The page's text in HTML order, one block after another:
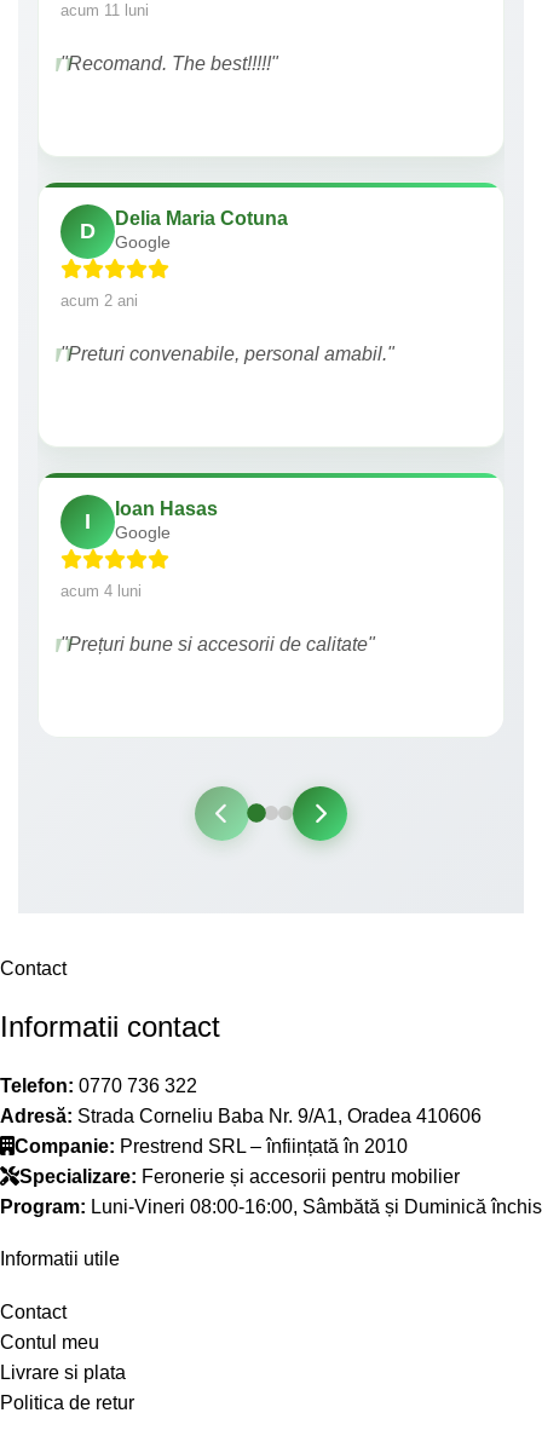
acum 11 luni
"Recomand. The best!!!!!"
D
Delia Maria Cotuna
Google
acum 2 ani
"Preturi convenabile, personal amabil."
I
Ioan Hasas
Google
acum 4 luni
"Prețuri bune si accesorii de calitate"
Contact
Informatii contact
Telefon: 0770 736 322
Adresă: Strada Corneliu Baba Nr. 9/A1, Oradea 410606
Companie: Prestrend SRL – înființată în 2010
Specializare: Feronerie și accesorii pentru mobilier
Program: Luni-Vineri 08:00-16:00, Sâmbătă și Duminică închis
Informatii utile
Contact
Contul meu
Livrare si plata
Politica de retur